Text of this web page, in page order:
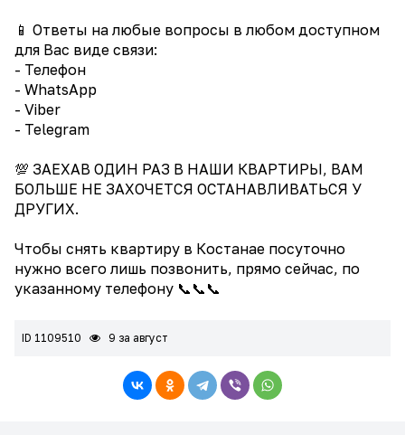
📱 Ответы на любые вопросы в любом доступном
для Вас виде связи:
- Телефон
- WhatsApp
- Viber
- Telegram
💯 ЗАЕХАВ ОДИН РАЗ В НАШИ КВАРТИРЫ, ВАМ
БОЛЬШЕ НЕ ЗАХОЧЕТСЯ ОСТАНАВЛИВАТЬСЯ У
ДРУГИХ.
Чтобы снять квартиру в Костанае посуточно
нужно всего лишь позвонить, прямо сейчас, по
указанному телефону 📞📞📞
ID 1109510 9 за август